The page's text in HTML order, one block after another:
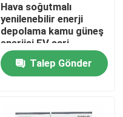
Hava soğutmalı
yenilenebilir enerji
depolama kamu güneş
enerjisi EV şarj
istasyonu akıllı geniş
DC
Talep Gönder